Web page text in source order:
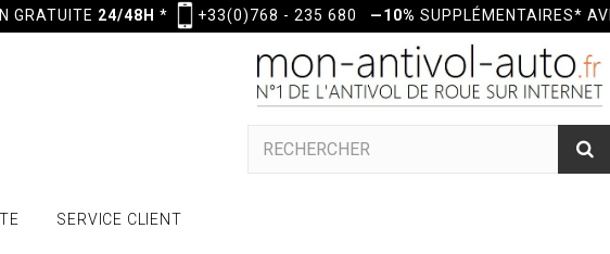
GRATUITE 24/48H * +33(0)768 - 235 680 —10% SUPPLÉMENTAIRES*
SERVICE CLIENT